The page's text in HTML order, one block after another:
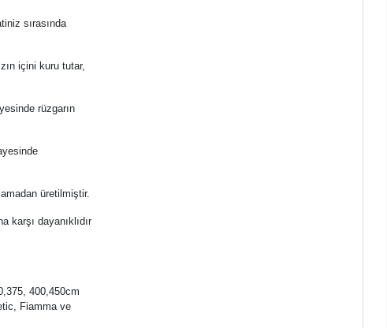
sırasında
içini kuru tutar,
rüzgarın
üretilmiştir.
karşı dayanıklıdır
400,450cm
Fiamma ve